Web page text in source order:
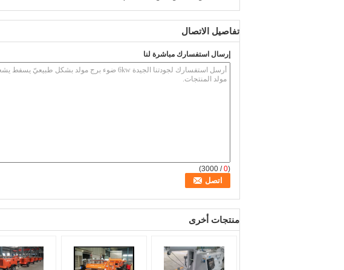
تفاصيل الاتصال
إرسال استفسارك مباشرة لنا
(
0
/ 3000)
منتجات أخرى